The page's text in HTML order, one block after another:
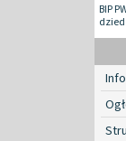
BIP